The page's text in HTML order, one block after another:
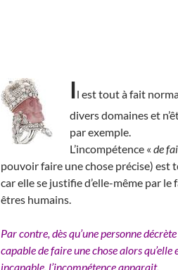
Il est tout à fait
divers domaines et
par exemple.
L’incompétence « de
pouvoir faire une chose précise)
car elle se justifie d’elle-même par
êtres humains.
Par contre, dès qu’une personne
capable de faire une chose alors
incapable, l’incompétence apparait.